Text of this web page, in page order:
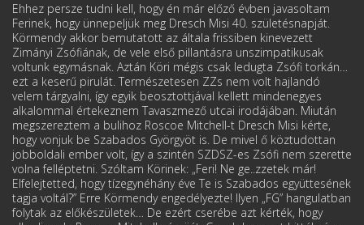
Ehhez persze tudni kell, hogy én már előző évben javasoltam
Ferinek, hogy ünnepeljük meg Dresch Misi 40. születésnapját.
Körmendy akkor bemutatott az általa frissiben kinevezett
Zimányi Zsófiának, de vele első pillantásra unszimpatikusak
voltunk egymásnak. Aztán Köri mégis csak ledugta Zsófi torkán…
ezt a keserű pirulát. Természetesen ZZs nem volt hajlandó
velem tárgyalni, így egyik beosztottjával kellett mindenegyes
alkalommal értekeznem Tavaszmező utcai irodájában. Miután
megszereztem a bulihoz Roscoe Mitchell-t Dresch Misi kérte,
hogy vonjuk be Szabados Györgyöt is. De mivel ő köztudottan
jobboldali ember volt, így a szintén SZDSZ-es Zsófi nem szerette
volna felléptetni. Szóltam Körinek: „Feri! Ne ge..zzetek már!
Elfelejtetted, hogy tízegynéhány éve Te is Szabados együttesének
tagja voltál?” Erre Körmendy engedélyezte! Ilyen „FG” hangulatban
folytak az előkészületek… De ezért cserébe azt kérték, hogy